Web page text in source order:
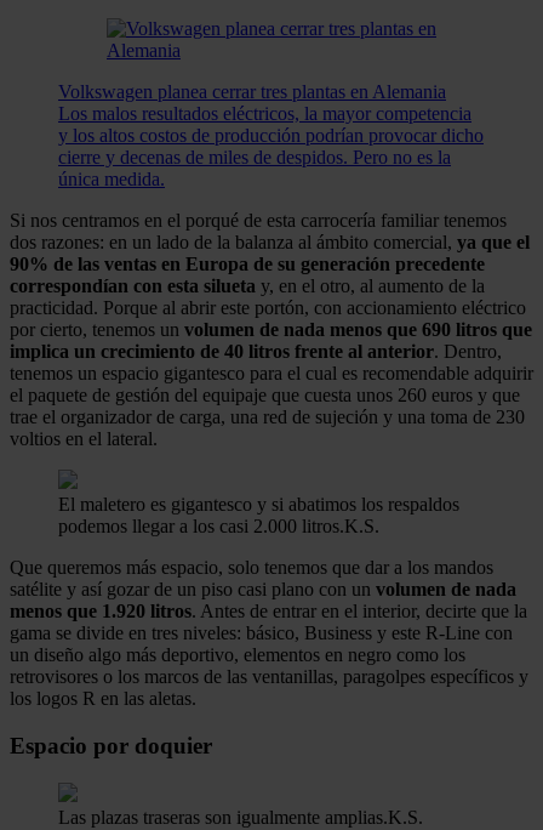
Volkswagen planea cerrar tres plantas en Alemania
Los malos resultados eléctricos, la mayor competencia
y los altos costos de producción podrían provocar dicho
cierre y decenas de miles de despidos. Pero no es la
única medida.
Si nos centramos en el porqué de esta carrocería familiar tenemos
dos razones: en un lado de la balanza al ámbito comercial, ya que el
90% de las ventas en Europa de su generación precedente
correspondían con esta silueta y, en el otro, al aumento de la
practicidad. Porque al abrir este portón, con accionamiento eléctrico
por cierto, tenemos un volumen de nada menos que 690 litros que
implica un crecimiento de 40 litros frente al anterior. Dentro,
tenemos un espacio gigantesco para el cual es recomendable adquirir
el paquete de gestión del equipaje que cuesta unos 260 euros y que
trae el organizador de carga, una red de sujeción y una toma de 230
voltios en el lateral.
El maletero es gigantesco y si abatimos los respaldos
podemos llegar a los casi 2.000 litros.K.S.
Que queremos más espacio, solo tenemos que dar a los mandos
satélite y así gozar de un piso casi plano con un volumen de nada
menos que 1.920 litros. Antes de entrar en el interior, decirte que la
gama se divide en tres niveles: básico, Business y este R-Line con
un diseño algo más deportivo, elementos en negro como los
retrovisores o los marcos de las ventanillas, paragolpes específicos y
los logos R en las aletas.
Espacio por doquier
Las plazas traseras son igualmente amplias.K.S.